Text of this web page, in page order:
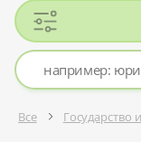
Все Государство